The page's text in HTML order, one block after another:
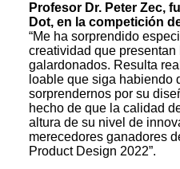
Profesor Dr. Peter Zec,
Dot, en la competición
“Me ha sorprendido
creatividad que presentan
galardonados. Resulta
loable que siga habiendo
sorprendernos por su
hecho de que la calidad
altura de su nivel de
merecedores ganadores
Product Design 2022”.